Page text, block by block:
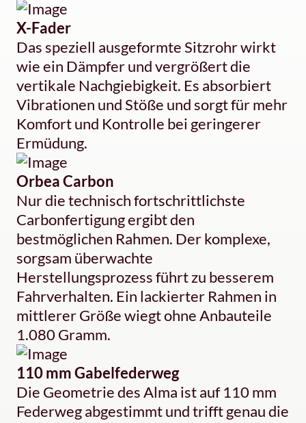
X-Fader
Das speziell ausgeformte Sitzrohr wirkt
wie ein Dämpfer und vergrößert die
vertikale Nachgiebigkeit. Es absorbiert
Vibrationen und Stöße und sorgt für mehr
Komfort und Kontrolle bei geringerer
Ermüdung.
Orbea Carbon
Nur die technisch fortschrittlichste
Carbonfertigung ergibt den
bestmöglichen Rahmen. Der komplexe,
sorgsam überwachte
Herstellungsprozess führt zu besserem
Fahrverhalten. Ein lackierter Rahmen in
mittlerer Größe wiegt ohne Anbauteile
1.080 Gramm.
110 mm Gabelfederweg
Die Geometrie des Alma ist auf 110 mm
Federweg abgestimmt und trifft genau die